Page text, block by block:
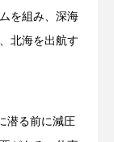
を組み、深海
北海を出航す
潜る前に減圧